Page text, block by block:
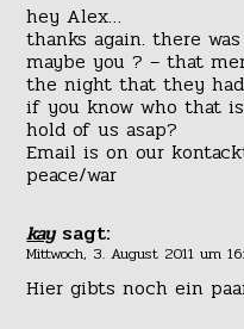
hey Alex…
thanks again. there
maybe you ? – that
the night that they
if you know who that
hold of us asap?
Email is on our
peace/war
kay sagt:
Mittwoch, 3. August 2011 um
Hier gibts noch ein